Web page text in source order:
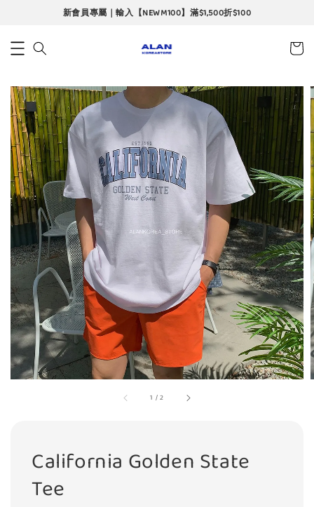
新會員專屬｜輸入【NEWM100】滿$1,500折$100
1 /2
California Golden State
Tee